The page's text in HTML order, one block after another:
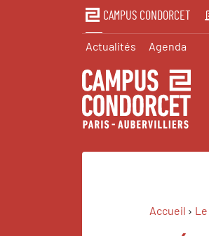
CAMPUS CONDORCET
Actualités Agenda
Accueil